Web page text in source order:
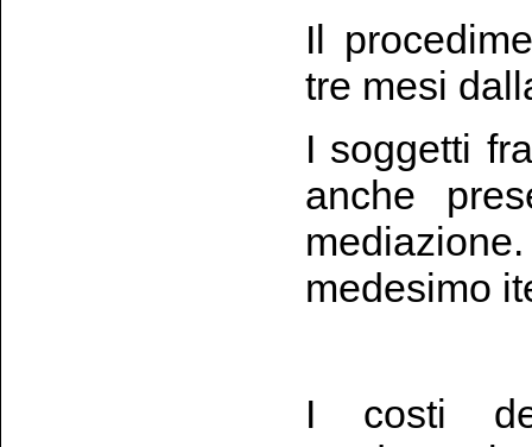
Il
tre mesi
I soggetti
anche
medesimo
I costi